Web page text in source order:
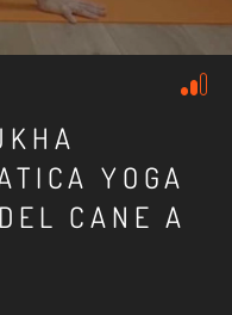
YOGA
CANE A